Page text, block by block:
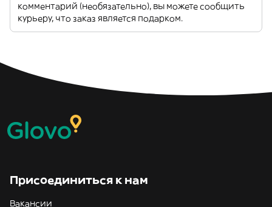
комментарий (необязательно), вы можете сообщить
курьеру, что заказ является подарком.
Присоединиться к нам
Вакансии